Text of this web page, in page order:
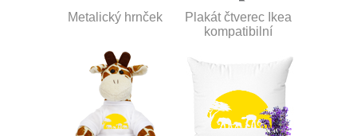
Metalický hrnček
Plakát čtverec Ikea
kompatibilní